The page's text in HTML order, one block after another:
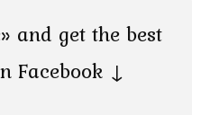
and get the best
Facebook ↓